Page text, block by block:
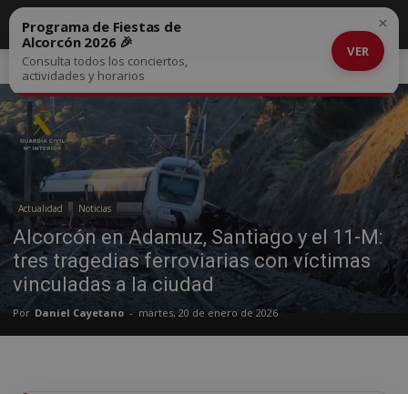
Inicio Actualidad
Actualidad Noticias
Alcorcón en Adamuz, Santiago y el 11-M:
tres tragedias ferroviarias con víctimas
vinculadas a la ciudad
Por Daniel Cayetano - martes, 20 de enero de 2026
Programa de Fiestas de
Alcorcón 2026 🎉
Consulta todos los conciertos,
actividades y horarios
VER
×